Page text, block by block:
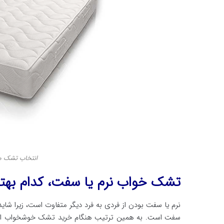
انتخاب تشک
تشک خواب نرم یا سفت، کدام
نرم یا سفت بودن از فردی به فرد دیگر متفاوت است،
سفت است. به همین ترتیب هنگام خرید تشک خوشخواب